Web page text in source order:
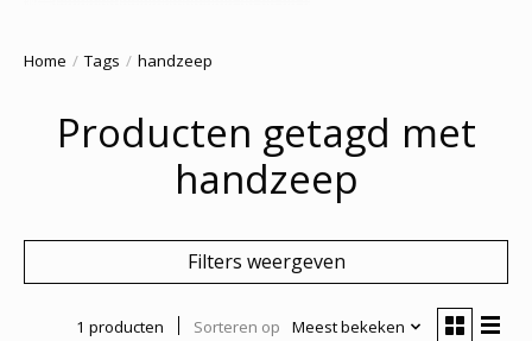
Home / Tags / handzeep
Producten getagd met
handzeep
Filters weergeven
1 producten Sorteren op Meest bekeken